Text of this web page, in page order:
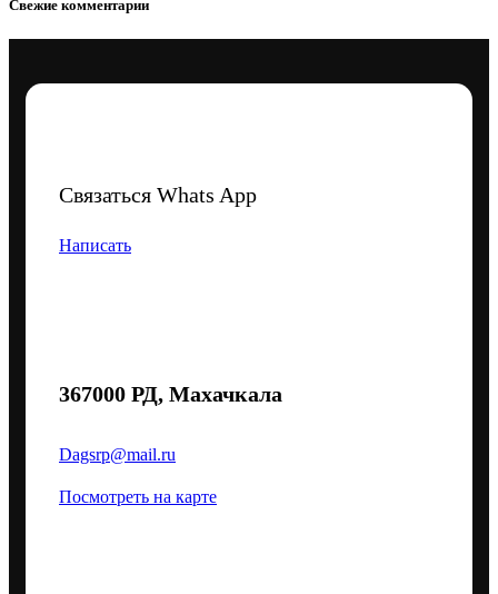
Свежие комментарии
Связаться Whats App
Написать
367000 РД, Махачкала
Dagsrp@mail.ru
Посмотреть на карте